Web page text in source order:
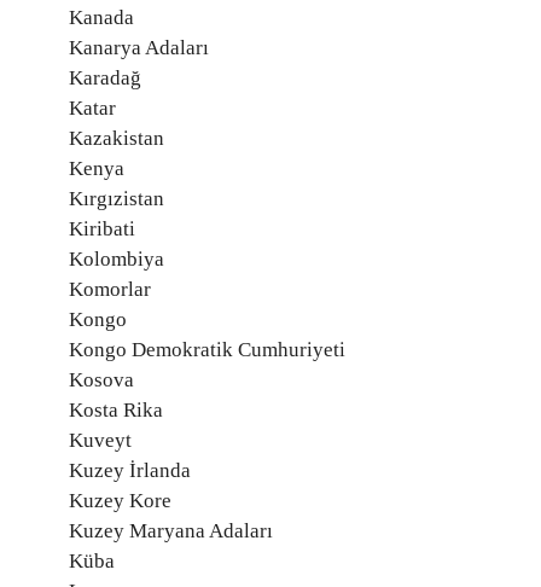
Kanada
Kanarya Adaları
Karadağ
Katar
Kazakistan
Kenya
Kırgızistan
Kiribati
Kolombiya
Komorlar
Kongo
Kongo Demokratik Cumhuriyeti
Kosova
Kosta Rika
Kuveyt
Kuzey İrlanda
Kuzey Kore
Kuzey Maryana Adaları
Küba